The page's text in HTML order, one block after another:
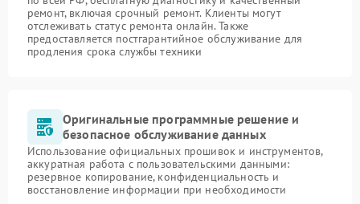
ремонт, включая срочный ремонт. Клиенты могут
отслеживать статус ремонта онлайн. Также
предоставляется постгарантийное обслуживание для
продления срока службы техники
Оригинальные программные решение и
безопасное обслуживание данных
Использование официальных прошивок и инструментов,
аккуратная работа с пользовательскими данными:
резервное копирование, конфиденциальность и
восстановление информации при необходимости